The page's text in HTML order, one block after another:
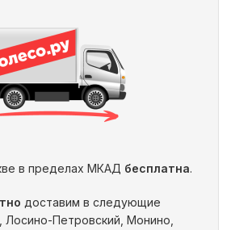
в пределах МКАД бесплатна.
доставим в следующие
Лосино-Петровский, Монино,